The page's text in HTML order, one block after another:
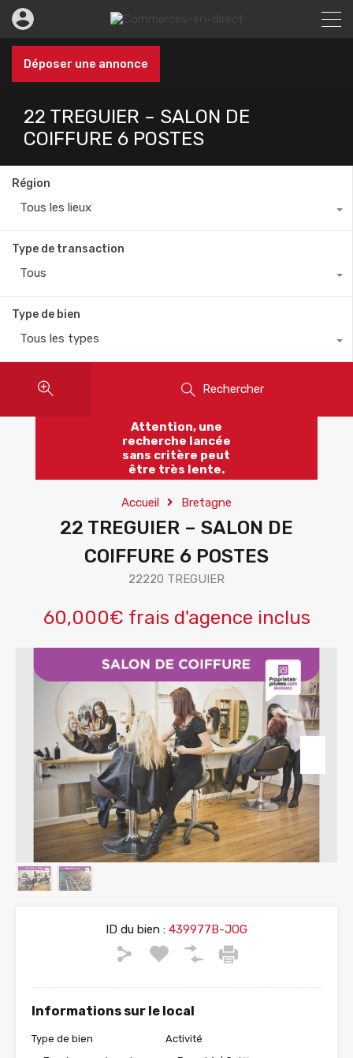
Déposer une annonce
22 TREGUIER – SALON DE
COIFFURE 6 POSTES
Région
Tous les lieux
Type de transaction
Tous
Type de bien
Tous les types
Rechercher
Attention, une
recherche lancée
sans critère peut
être très lente.
Accueil Bretagne
22 TREGUIER – SALON DE
COIFFURE 6 POSTES
22220 TREGUIER
60,000€ frais d'agence inclus
ID du bien : 439977B-JOG
Informations sur le local
Type de bien Activité